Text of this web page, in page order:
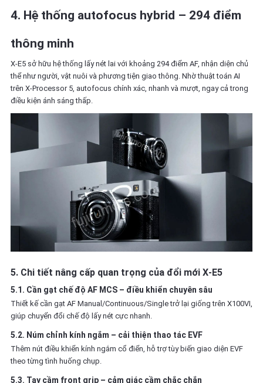
4. Hệ thống autofocus hybrid – 294 điểm
thông minh
X‑E5 sở hữu hệ thống lấy nét lai với khoảng 294 điểm AF, nhận diện chủ
thể như người, vật nuôi và phương tiện giao thông. Nhờ thuật toán AI
trên X‑Processor 5, autofocus chính xác, nhanh và mượt, ngay cả trong
điều kiện ánh sáng thấp
5. Chi tiết nâng cấp quan trọng của đổi mới X‑E5
5.1. Cần gạt chế độ AF MCS – điều khiển chuyên sâu
Thiết kế cần gạt AF Manual/Continuous/Single trở lại giống trên X100VI,
giúp chuyển đổi chế độ lấy nét cực nhanh.
5.2. Núm chỉnh kính ngắm – cải thiện thao tác EVF
Thêm nút điều khiển kính ngắm cổ điển, hỗ trợ tùy biến giao diện EVF
theo từng tình huống chụp.
5.3. Tay cầm front grip – cảm giác cầm chắc chắn